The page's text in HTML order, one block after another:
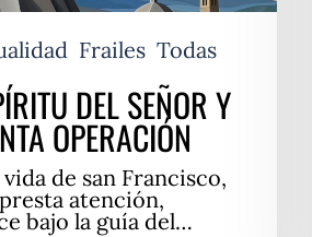
Frailes Todas
DEL SEÑOR Y
OPERACIÓN
de san Francisco,
atención,
bajo la guía del…